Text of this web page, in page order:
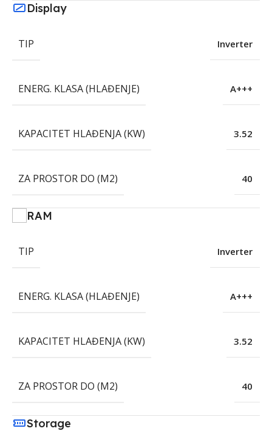
Display
TIP Inverter
ENERG. KLASA (HLAĐENJE) A+++
KAPACITET HLAĐENJA (KW) 3.52
ZA PROSTOR DO (M2) 40
RAM
TIP Inverter
ENERG. KLASA (HLAĐENJE) A+++
KAPACITET HLAĐENJA (KW) 3.52
ZA PROSTOR DO (M2) 40
Storage